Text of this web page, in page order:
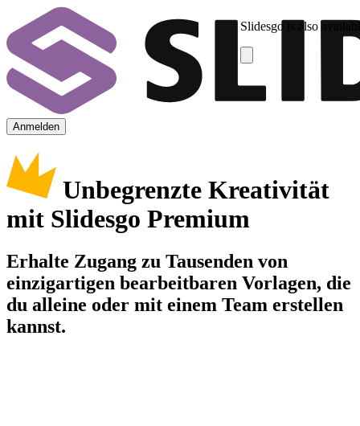
Slidesgo is also
Anmelden
Unbegrenzte Kreativität
mit Slidesgo Premium
Erhalte Zugang zu Tausenden von
einzigartigen bearbeitbaren Vorlagen, die
du alleine oder mit einem Team erstellen
kannst.